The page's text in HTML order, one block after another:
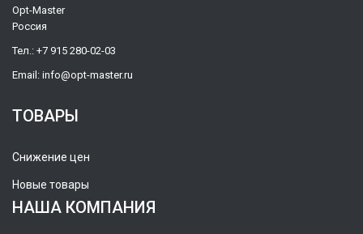
Opt-Master
Россия
Тел.: +7 915 280-02-03
Email: info@opt-master.ru
ТОВАРЫ
Снижение цен
Новые товары
НАША КОМПАНИЯ